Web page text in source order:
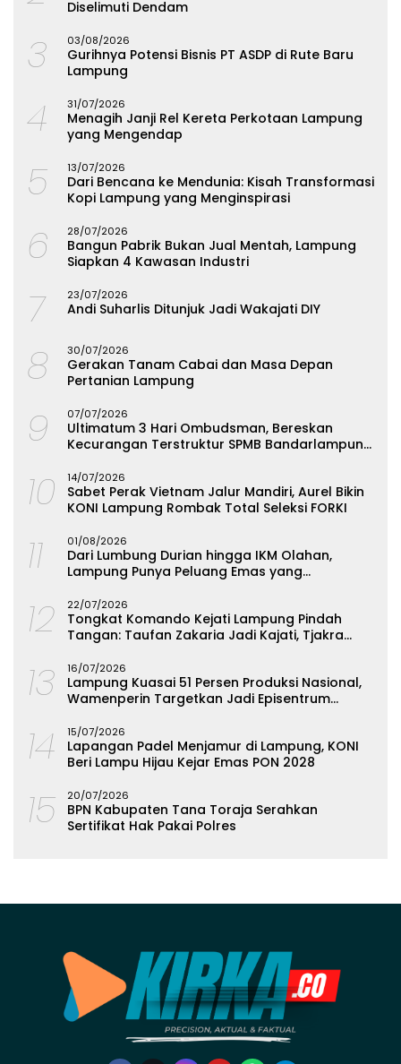
Diselimuti Dendam
3 03/08/2026
Gurihnya Potensi Bisnis PT ASDP di Rute Baru
Lampung
4 31/07/2026
Menagih Janji Rel Kereta Perkotaan Lampung
yang Mengendap
5 13/07/2026
Dari Bencana ke Mendunia: Kisah Transformasi
Kopi Lampung yang Menginspirasi
6 28/07/2026
Bangun Pabrik Bukan Jual Mentah, Lampung
Siapkan 4 Kawasan Industri
7 23/07/2026
Andi Suharlis Ditunjuk Jadi Wakajati DIY
8 30/07/2026
Gerakan Tanam Cabai dan Masa Depan
Pertanian Lampung
9 07/07/2026
Ultimatum 3 Hari Ombudsman, Bereskan
Kecurangan Terstruktur SPMB Bandarlampung
10 14/07/2026
Sabet Perak Vietnam Jalur Mandiri, Aurel Bikin
KONI Lampung Rombak Total Seleksi FORKI
11 01/08/2026
Dari Lumbung Durian hingga IKM Olahan,
Lampung Punya Peluang Emas yang
12 22/07/2026
Tongkat Komando Kejati Lampung Pindah
Tangan: Taufan Zakaria Jadi Kajati, Tjakra
13 16/07/2026
Lampung Kuasai 51 Persen Produksi Nasional,
Wamenperin Targetkan Jadi Episentrum
14 15/07/2026
Lapangan Padel Menjamur di Lampung, KONI
Beri Lampu Hijau Kejar Emas PON 2028
15 20/07/2026
BPN Kabupaten Tana Toraja Serahkan
Sertifikat Hak Pakai Polres